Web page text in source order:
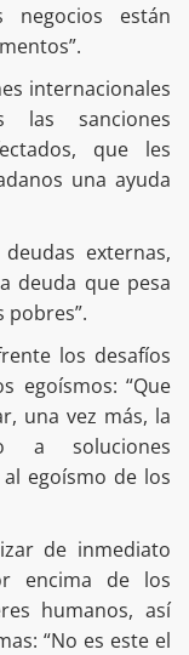
negocios están
internacionales
las sanciones
que les
una ayuda
externas,
deuda que pesa
pobres”.
los desafíos
egoísmos: “Que
una vez más, la
a soluciones
egoísmo de los
de inmediato
encima de los
humanos, así
“No es este el